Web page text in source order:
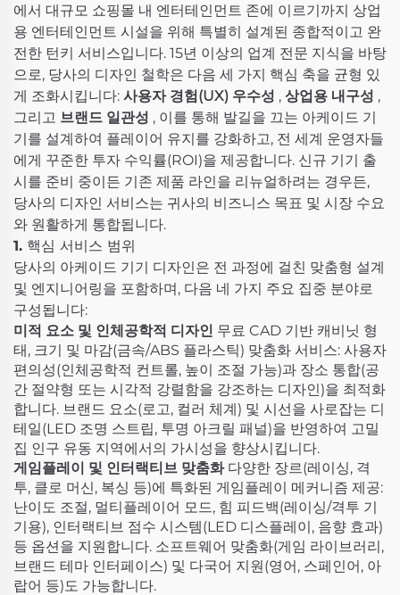
에서 대규모 쇼핑몰 내 엔터테인먼트 존에 이르기까지 상업
용 엔터테인먼트 시설을 위해 특별히 설계된 종합적이고 완
전한 턴키 서비스입니다. 15년 이상의 업계 전문 지식을 바탕
으로, 당사의 디자인 철학은 다음 세 가지 핵심 축을 균형 있
게 조화시킵니다: 사용자 경험(UX) 우수성 , 상업용 내구성 ,
그리고 브랜드 일관성 , 이를 통해 발길을 끄는 아케이드 기
기를 설계하여 플레이어 유지를 강화하고, 전 세계 운영자들
에게 꾸준한 투자 수익률(ROI)을 제공합니다. 신규 기기 출
시를 준비 중이든 기존 제품 라인을 리뉴얼하려는 경우든,
당사의 디자인 서비스는 귀사의 비즈니스 목표 및 시장 수요
와 원활하게 통합됩니다.
1. 핵심 서비스 범위
당사의 아케이드 기기 디자인은 전 과정에 걸친 맞춤형 설계
및 엔지니어링을 포함하며, 다음 네 가지 주요 집중 분야로
구성됩니다:
미적 요소 및 인체공학적 디자인 무료 CAD 기반 캐비닛 형
태, 크기 및 마감(금속/ABS 플라스틱) 맞춤화 서비스: 사용자
편의성(인체공학적 컨트롤, 높이 조절 가능)과 장소 통합(공
간 절약형 또는 시각적 강렬함을 강조하는 디자인)을 최적화
합니다. 브랜드 요소(로고, 컬러 체계) 및 시선을 사로잡는 디
테일(LED 조명 스트립, 투명 아크릴 패널)을 반영하여 고밀
집 인구 유동 지역에서의 가시성을 향상시킵니다.
게임플레이 및 인터랙티브 맞춤화 다양한 장르(레이싱, 격
투, 클로 머신, 복싱 등)에 특화된 게임플레이 메커니즘 제공:
난이도 조절, 멀티플레이어 모드, 힘 피드백(레이싱/격투 기
기용), 인터랙티브 점수 시스템(LED 디스플레이, 음향 효과)
등 옵션을 지원합니다. 소프트웨어 맞춤화(게임 라이브러리,
브랜드 테마 인터페이스) 및 다국어 지원(영어, 스페인어, 아
랍어 등)도 가능합니다.